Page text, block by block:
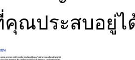
ณประสบอยู่ไ